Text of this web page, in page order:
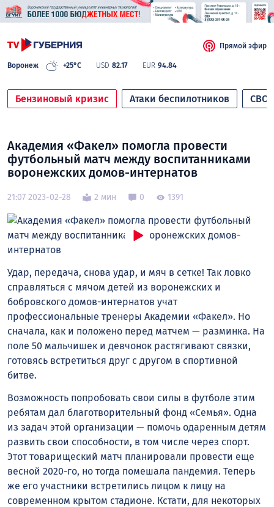
Воронеж +25°C USD 82.17 EUR 94.84
Прямой эфир
Бензиновый кризис Атаки беспилотников СВО
Академия «Факел» помогла провести
футбольный матч между воспитанниками
воронежских домов-интернатов
21:07 2023-02-28 2 мин 0 1391
Удар, передача, снова удар, и мяч в сетке! Так ловко
справляться с мячом детей из воронежских и
бобровского домов-интернатов учат
профессиональные тренеры Академии «Факел». Но
сначала, как и положено перед матчем — разминка. На
поле 50 мальчишек и девчонок растягивают связки,
готовясь встретиться друг с другом в спортивной
битве.
Возможность попробовать свои силы в футболе этим
ребятам дал благотворительный фонд «Семья». Одна
из задач этой организации — помочь одаренным детям
развить свои способности, в том числе через спорт.
Этот товарищеский матч планировали провести еще
весной 2020-го, но тогда помешала пандемия. Теперь
же его участники встретились лицом к лицу на
современном крытом стадионе. Кстати, для некоторых